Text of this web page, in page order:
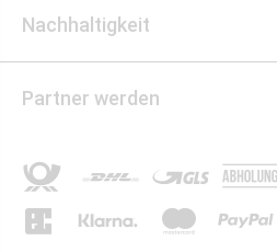
Nachhaltigkeit
Partner werden